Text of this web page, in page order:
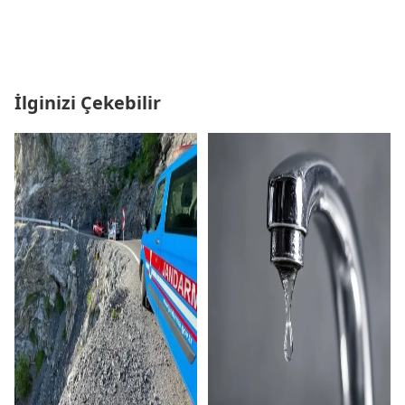
İlginizi Çekebilir